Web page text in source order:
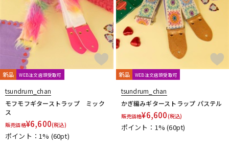
新品 WEB注文店頭受取可
tsundrum_chan
モフモフギターストラップ ミック
ス
販売価格¥6,600(税込)
ポイント：1% (60pt)
新品 WEB注文店頭受取可
tsundrum_chan
かぎ編みギターストラップ パステル
販売価格¥6,600(税込)
ポイント：1%(60pt)